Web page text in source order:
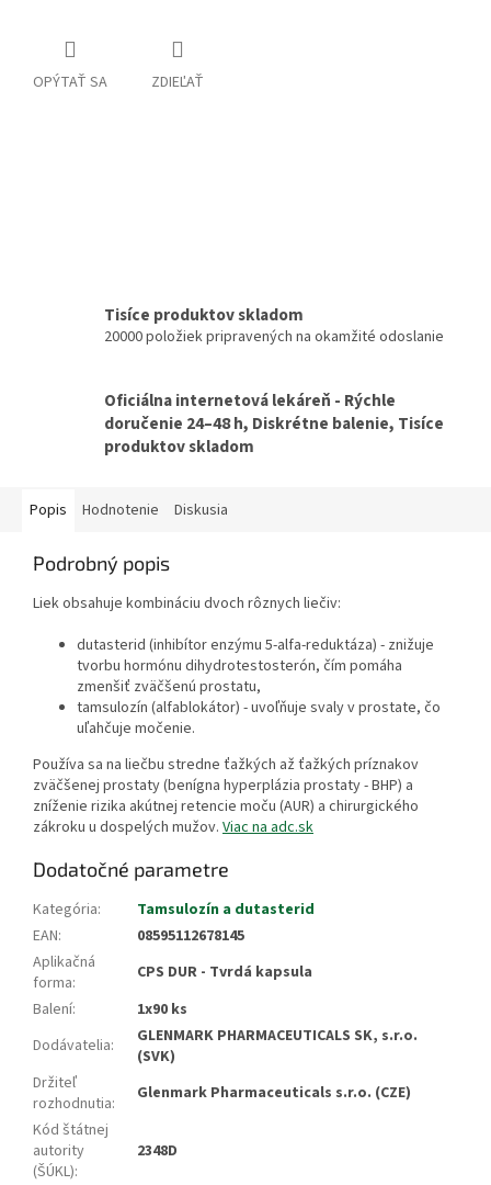
OPÝTAŤ SA ZDIEĽAŤ
Tisíce produktov skladom
20000 položiek pripravených na okamžité odoslanie
Oficiálna internetová lekáreň - Rýchle
doručenie 24–48 h, Diskrétne balenie, Tisíce
produktov skladom
Popis Hodnotenie Diskusia
Podrobný popis
Liek obsahuje kombináciu dvoch rôznych liečiv:
dutasterid (inhibítor enzýmu 5‑alfa‑reduktáza) - znižuje
tvorbu hormónu dihydrotestosterón, čím pomáha
zmenšiť zväčšenú prostatu,
tamsulozín (alfablokátor) - uvoľňuje svaly v prostate, čo
uľahčuje močenie.
Používa sa na liečbu stredne ťažkých až ťažkých príznakov
zväčšenej prostaty (benígna hyperplázia prostaty - BHP) a
zníženie rizika akútnej retencie moču (AUR) a chirurgického
zákroku u dospelých mužov. Viac na adc.sk
Dodatočné parametre
Kategória:
Tamsulozín a dutasterid
EAN:
08595112678145
Aplikačná
forma:
CPS DUR - Tvrdá kapsula
Balení:
1x90 ks
Dodávatelia:
GLENMARK PHARMACEUTICALS SK, s.r.o.
(SVK)
Držiteľ
rozhodnutia:
Glenmark Pharmaceuticals s.r.o. (CZE)
Kód štátnej
autority
(ŠÚKL):
2348D